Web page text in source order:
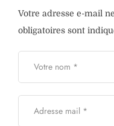
Votre adresse e-mail
obligatoires sont